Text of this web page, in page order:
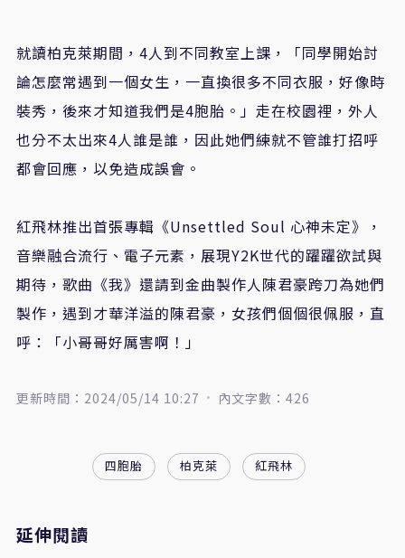
就讀柏克萊期間，4人到不同教室上課，「同學開始討
論怎麼常遇到一個女生，一直換很多不同衣服，好像時
裝秀，後來才知道我們是4胞胎。」走在校園裡，外人
也分不太出來4人誰是誰，因此她們練就不管誰打招呼
都會回應，以免造成誤會。
紅飛林推出首張專輯《Unsettled Soul 心神未定》，
音樂融合流行、電子元素，展現Y2K世代的躍躍欲試與
期待，歌曲《我》還請到金曲製作人陳君豪跨刀為她們
製作，遇到才華洋溢的陳君豪，女孩們個個很佩服，直
呼：「小哥哥好厲害啊！」
更新時間：2024/05/14 10:27 內文字數：426
四胞胎 柏克萊 紅飛林
延伸閱讀